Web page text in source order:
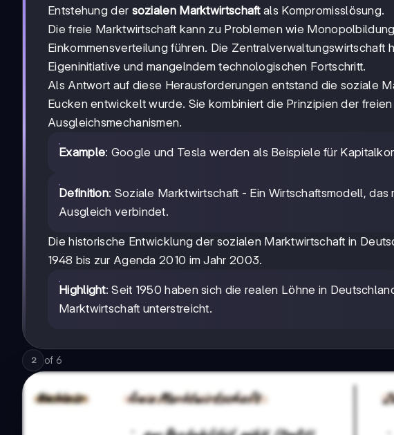
Entstehung der sozialen Marktwirtschaftals Kompromisslösung.
Die freie Marktwirtschaft kann zu Problemen wie
Einkommensverteilung führen. Die
Eigeninitiative und mangelndem technologischen Fortschritt.
Als Antwort auf diese Herausforderungen entstand die soziale
Eucken entwickelt wurde. Sie kombiniert die Prinzipien der
Ausgleichsmechanismen.
Example: Google und Tesla werden als Beispiele für
Definition: Soziale Marktwirtschaft - Ein Wirtschaftsmodell,
Ausgleich verbindet.
Die historische Entwicklung der sozialen Marktwirtschaft in
1948 bis zur Agenda 2010 im Jahr 2003.
Highlight: Seit 1950 haben sich die realen Löhne in
Marktwirtschaft unterstreicht.
2 of 6